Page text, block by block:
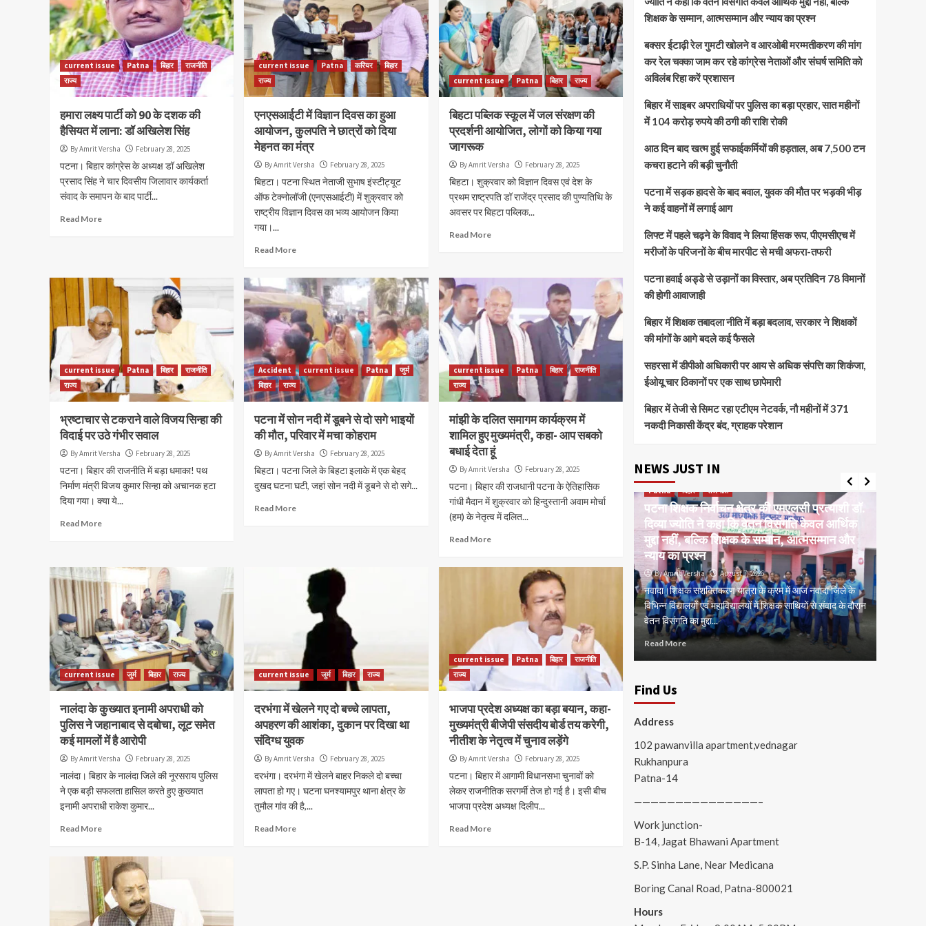
current issue Patna बिहार
राजनीति
राज्य
हमारा लक्ष्य पार्टी को 90 के दशक की
हैसियत में लाना: डॉ अखिलेश सिंह
By Amrit Versha February 28, 2025
पटना। बिहार कांग्रेस के अध्यक्ष डॉ अखिलेश
प्रसाद सिंह ने चार दिवसीय जिलावार कार्यकर्ता
संवाद के समापन के बाद पार्टी...
Read More
current issue Patna करियर
बिहार
राज्य
एनएसआईटी में विज्ञान दिवस का हुआ
आयोजन, कुलपति ने छात्रों को दिया
मेहनत का मंत्र
By Amrit Versha February 28, 2025
बिहटा। पटना स्थित नेताजी सुभाष इंस्टीट्यूट
ऑफ टेक्नोलॉजी (एनएसआईटी) में शुक्रवार को
राष्ट्रीय विज्ञान दिवस का भव्य आयोजन किया
गया।...
Read More
current issue Patna बिहार राज्य
बिहटा पब्लिक स्कूल में जल संरक्षण की
प्रदर्शनी आयोजित, लोगों को किया गया
जागरूक
By Amrit Versha February 28, 2025
बिहटा। शुक्रवार को विज्ञान दिवस एवं देश के
प्रथम राष्ट्रपति डॉ राजेंद्र प्रसाद की पुण्यतिथि के
अवसर पर बिहटा पब्लिक...
Read More
current issue Patna बिहार
राजनीति
राज्य
भ्रष्टाचार से टकराने वाले विजय सिन्हा की
विदाई पर उठे गंभीर सवाल
By Amrit Versha February 28, 2025
पटना। बिहार की राजनीति में बड़ा धमाका! पथ
निर्माण मंत्री विजय कुमार सिन्हा को अचानक हटा
दिया गया। क्या ये...
Read More
Accident current issue Patna
जुर्म
बिहार
राज्य
पटना में सोन नदी में डूबने से दो सगे भाइयों
की मौत, परिवार में मचा कोहराम
By Amrit Versha February 28, 2025
बिहटा। पटना जिले के बिहटा इलाके में एक बेहद
दुखद घटना घटी, जहां सोन नदी में डूबने से दो सगे...
Read More
current issue Patna बिहार
राजनीति
राज्य
मांझी के दलित समागम कार्यक्रम में
शामिल हुए मुख्यमंत्री, कहा- आप सबको
बधाई देता हूं
By Amrit Versha February 28, 2025
पटना। बिहार की राजधानी पटना के ऐतिहासिक
गांधी मैदान में शुक्रवार को हिन्दुस्तानी अवाम मोर्चा
(हम) के नेतृत्व में दलित...
Read More
current issue जुर्म बिहार राज्य
नालंदा के कुख्यात इनामी अपराधी को
पुलिस ने जहानाबाद से दबोचा, लूट समेत
कई मामलों में है आरोपी
By Amrit Versha February 28, 2025
नालंदा। बिहार के नालंदा जिले की नूरसराय पुलिस
ने एक बड़ी सफलता हासिल करते हुए कुख्यात
इनामी अपराधी राकेश कुमार...
Read More
current issue जुर्म बिहार राज्य
दरभंगा में खेलने गए दो बच्चे लापता,
अपहरण की आशंका, दुकान पर दिखा था
संदिग्ध युवक
By Amrit Versha February 28, 2025
दरभंगा। दरभंगा में खेलने बाहर निकले दो बच्चा
लापता हो गए। घटना घनश्यामपुर थाना क्षेत्र के
तुमौल गांव की है,...
Read More
current issue Patna बिहार
राजनीति
राज्य
भाजपा प्रदेश अध्यक्ष का बड़ा बयान, कहा-
मुख्यमंत्री बीजेपी संसदीय बोर्ड तय करेगी,
नीतीश के नेतृत्व में चुनाव लड़ेंगे
By Amrit Versha February 28, 2025
पटना। बिहार में आगामी विधानसभा चुनावों को
लेकर राजनीतिक सरगर्मी तेज हो गई है। इसी बीच
भाजपा प्रदेश अध्यक्ष दिलीप...
Read More
शिक्षक के सम्मान, आत्मसम्मान और न्याय का प्रश्न
बक्सर ईटाढ़ी रेल गुमटी खोलने व आरओबी मरम्मतीकरण की मांग
कर रेल चक्का जाम कर रहे कांग्रेस नेताओं और संघर्ष समिति को
अविलंब रिहा करें प्रशासन
बिहार में साइबर अपराधियों पर पुलिस का बड़ा प्रहार, सात महीनों
में 104 करोड़ रुपये की ठगी की राशि रोकी
आठ दिन बाद खत्म हुई सफाईकर्मियों की हड़ताल, अब 7,500 टन
कचरा हटाने की बड़ी चुनौती
पटना में सड़क हादसे के बाद बवाल, युवक की मौत पर भड़की भीड़
ने कई वाहनों में लगाई आग
लिफ्ट में पहले चढ़ने के विवाद ने लिया हिंसक रूप, पीएमसीएच में
मरीजों के परिजनों के बीच मारपीट से मची अफरा-तफरी
पटना हवाई अड्डे से उड़ानों का विस्तार, अब प्रतिदिन 78 विमानों
की होगी आवाजाही
बिहार में शिक्षक तबादला नीति में बड़ा बदलाव, सरकार ने शिक्षकों
की मांगों के आगे बदले कई फैसले
सहरसा में डीपीओ अधिकारी पर आय से अधिक संपत्ति का शिकंजा,
ईओयू चार ठिकानों पर एक साथ छापेमारी
बिहार में तेजी से सिमट रहा एटीएम नेटवर्क, नौ महीनों में 371
नकदी निकासी केंद्र बंद, ग्राहक परेशान
NEWS JUST IN
current issue Patna
पटना में सड़क हादसे के बाद बवाल, युवक की मौत पर
अगमकुआं के जीरो माइल पर दुर्घटना के बाद राष्ट्रीय राजमार्ग रहा जाम,
पुलिस और प्रशासन को स्थिति संभालने में करनी पड़ी मशक्कत पुलिस
Patna बिहार राजनीति
पटना शिक्षक निर्वाचन क्षेत्र की एमएलसी प्रत्याशी डॉ.
दिव्या ज्योति ने कहा कि वेतन विसंगति केवल आर्थिक
मुद्दा नहीं, बल्कि शिक्षक के सम्मान, आत्मसम्मान और
न्याय का प्रश्न
By Amrit Versha August 7, 2026
नवादा।शिक्षक सशक्तिकरण यात्रा के क्रम में आज नवादा जिले के
विभिन्न विद्यालयों एवं महाविद्यालयों में शिक्षक साथियों से संवाद के दौरान
वेतन विसंगति का मुद्दा...
Read More
Find Us
Address
102 pawanvilla apartment,vednagar
Rukhanpura
Patna-14
———————————————–
Work junction-
B-14, Jagat Bhawani Apartment
S.P. Sinha Lane, Near Medicana
Boring Canal Road, Patna-800021
Hours